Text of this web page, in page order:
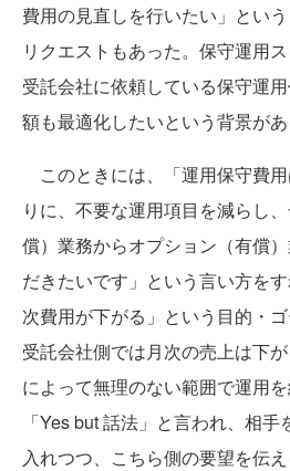
費用の見直しを行いたい」とい
リクエストもあった。保守運用ス
受託会社に依頼している保守運
額も最適化したいという背景があ
このときには、「運用保守費
りに、不要な運用項目を減らし
償）業務からオプション（有償
だきたいです」という言い方を
次費用が下がる」という目的・ゴ
受託会社側では月次の売上は下
によって無理のない範囲で運用
「Yes but 話法」と言われ、相
入れつつ、こちら側の要望を伝え